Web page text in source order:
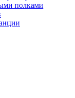
полками